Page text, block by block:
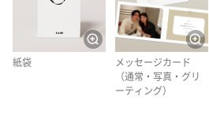
紙袋
メッセージカード
（通常・写真・グリ
ーティング）